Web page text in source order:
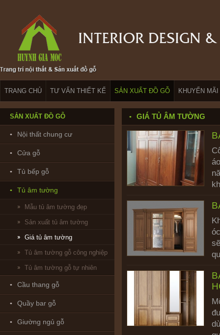
TRANG CHỦ TƯ VẤN THIẾT KẾ SẢN XUẤT ĐỒ GỖ KHUYẾN
SẢN XUẤT ĐỒ GỖ
Nội thất chung cư
Cửa gỗ
Tủ bếp gỗ
Tủ âm tường
Mẫu tủ âm tường đẹp
Sản xuất tủ âm tường
Giá tủ âm tường
Tủ âm tường gỗ công nghiệp
Tủ âm tường gỗ tự nhiên
Cầu thang gỗ
Quầy bar gỗ
Giường ngủ gỗ
Bảo hành & Bảo trì_ Trường Giang:
GIÁ TỦ ÂM TƯỜNG